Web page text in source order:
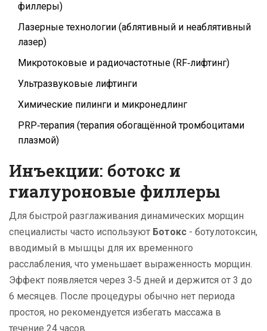
филлеры)
Лазерные технологии (аблятивный и неаблятивный
лазер)
Микротоковые и радиочастотные (RF‑лифтинг)
Ультразвуковые лифтинги
Химические пилинги и микронедлинг
PRP‑терапия (терапия обогащённой тромбоцитами
плазмой)
Инъекции: ботокс и
гиалуроновые филлеры
Для быстрой разглаживания динамических морщин
специалисты часто используют Ботокс - ботулотоксин,
вводимый в мышцы для их временного
расслабления, что уменьшает выраженность морщин.
Эффект появляется через 3‑5 дней и держится от 3 до
6 месяцев. После процедуры обычно нет периода
простоя, но рекомендуется избегать массажа в
течение 24 часов.